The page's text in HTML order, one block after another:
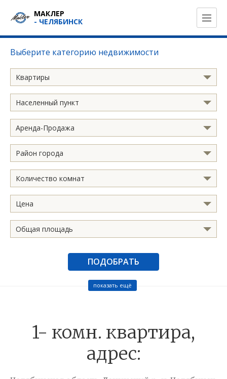
МАКЛЕР
- ЧЕЛЯБИНСК
Выберите категорию недвижимости
Квартиры
Населенный пункт
Аренда-Продажа
Район города
Количество комнат
Цена
Общая площадь
ПОДОБРАТЬ
показать ещё
1- комн. квартира,
адрес: